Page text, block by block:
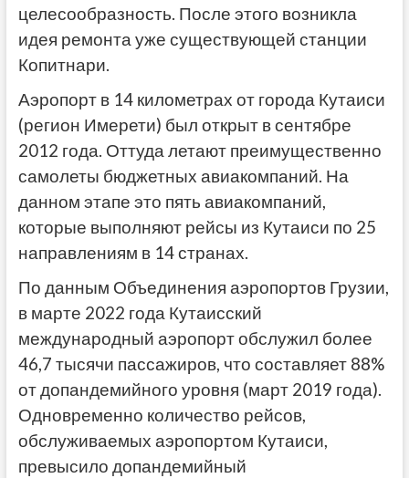
целесообразность. После этого возникла
идея ремонта уже существующей станции
Копитнари.
Аэропорт в 14 километрах от города Кутаиси
(регион Имерети) был открыт в сентябре
2012 года. Оттуда летают преимущественно
самолеты бюджетных авиакомпаний. На
данном этапе это пять авиакомпаний,
которые выполняют рейсы из Кутаиси по 25
направлениям в 14 странах.
По данным Объединения аэропортов Грузии,
в марте 2022 года Кутаисский
международный аэропорт обслужил более
46,7 тысячи пассажиров, что составляет 88%
от допандемийного уровня (март 2019 года).
Одновременно количество рейсов,
обслуживаемых аэропортом Кутаиси,
превысило допандемийный